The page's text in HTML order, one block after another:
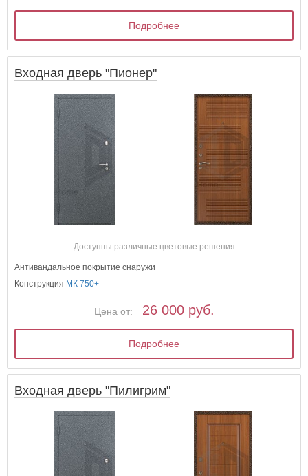
Подробнее
Входная дверь "Пионер"
Доступны различные цветовые решения
Антивандальное покрытие снаружи
Конструкция МК 750+
Цена от: 26 000 руб.
Подробнее
Входная дверь "Пилигрим"